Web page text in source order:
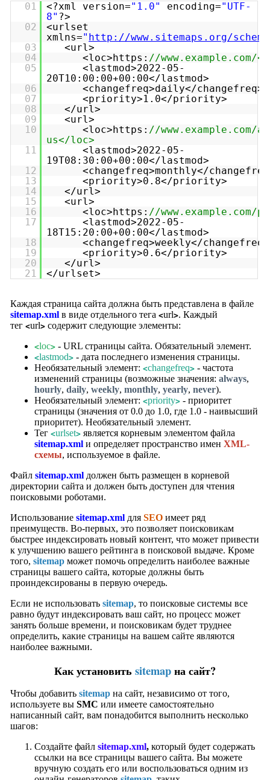
01 <?xml version="1.0" encoding="UTF-
8" ?>
02
<urlset
xmlns=" http://www.sitemaps.org/
03
<url>
04
<loc>https: //www.example.com/
05
<lastmod>2022-05-
20T10:00:00+00:00</lastmod>
06
<changefreq>daily</changefreq>
07
<priority>1.0</priority>
08
</url>
09
<url>
10
<loc>https: //www.example.com/
us</loc>
11
<lastmod>2022-05-
19T08:30:00+00:00</lastmod>
12
<changefreq>monthly</
13
<priority>0.8</priority>
14
</url>
15
<url>
16
<loc>https: //www.example.com/
17
<lastmod>2022-05-
18T15:20:00+00:00</lastmod>
18
<changefreq>weekly</changefreq>
19
<priority>0.6</priority>
20
</url>
21
</urlset>
Каждая страница сайта должна быть представлена в файле
sitemap.xml в виде отдельного тега <url>. Каждый
тег <url> содержит следующие элементы:
<loc> - URL страницы сайта. Обязательный элемент.
<lastmod> - дата последнего изменения страницы.
Необязательный элемент: <changefreq> - частота
изменений страницы (возможные значения: always,
hourly, daily, weekly, monthly, yearly, never).
Необязательный элемент: <priority> - приоритет
страницы (значения от 0.0 до 1.0, где 1.0 - наивысший
приоритет). Необязательный элемент.
Тег <urlset> является корневым элементом файла
sitemap.xml и определяет пространство имен XML-
схемы, используемое в файле.
Файл sitemap.xml должен быть размещен в корневой
директории сайта и должен быть доступен для чтения
поисковыми роботами.
Использование sitemap.xml для SEO имеет ряд
преимуществ. Во-первых, это позволяет поисковикам
быстрее индексировать новый контент, что может привести
к улучшению вашего рейтинга в поисковой выдаче. Кроме
того, sitemap может помочь определить наиболее важные
страницы вашего сайта, которые должны быть
проиндексированы в первую очередь.
Если не использовать sitemap, то поисковые системы все
равно будут индексировать ваш сайт, но процесс может
занять больше времени, и поисковикам будет труднее
определить, какие страницы на вашем сайте являются
наиболее важными.
Как установить sitemapна сайт?
Чтобы добавить sitemap на сайт, независимо от того,
используете вы SMC или имеете самостоятельно
написанный сайт, вам понадобится выполнить несколько
шагов:
Создайте файл sitemap.xml, который будет содержать
ссылки на все страницы вашего сайта. Вы можете
вручную создать его или воспользоваться одним из